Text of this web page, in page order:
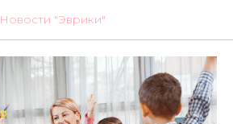
Новости "Эврики"